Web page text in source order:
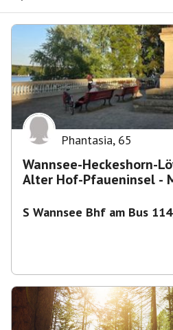
Phantasia, 65
Wannsee-Heckeshorn-
Alter Hof-Pfaueninsel -
S Wannsee Bhf am Bus 114